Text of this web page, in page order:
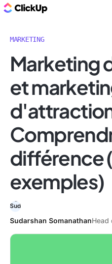
MARKETING
Marketing
et
différence
exemples)
Sudarshan SomanathanHead